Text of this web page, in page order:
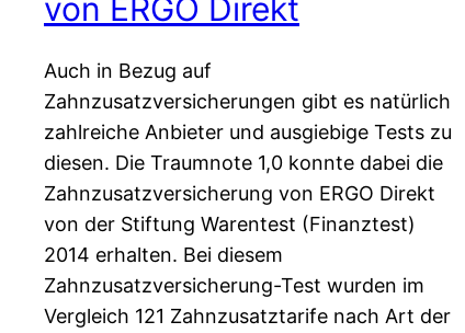
von ERGO Direkt
Auch in Bezug auf
Zahnzusatzversicherungen gibt es natürlich
zahlreiche Anbieter und ausgiebige Tests zu
diesen. Die Traumnote 1,0 konnte dabei die
Zahnzusatzversicherung von ERGO Direkt
von der Stiftung Warentest (Finanztest)
2014 erhalten. Bei diesem
Zahnzusatzversicherung-Test wurden im
Vergleich 121 Zahnzusatztarife nach Art der